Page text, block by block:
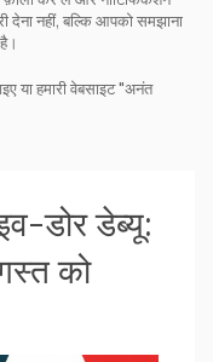
देना नहीं, बल्कि आपको समझाना
या हमारी वेबसाइट "अनंत
डोर डेब्यू:
को